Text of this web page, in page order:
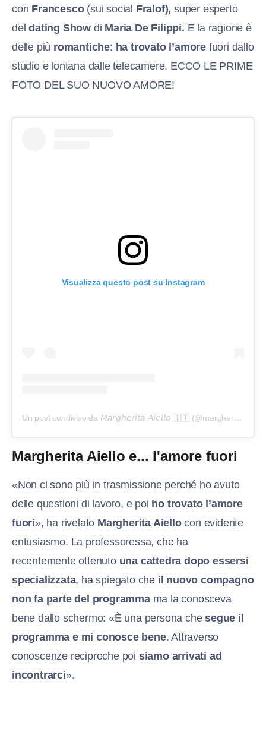
con Francesco(sui social Fralof),super esperto
deldating Show di Maria De Filippi. E la ragione è
delle più romantiche: ha trovato l’amore fuori dallo
studio e lontana dalle telecamere. ECCO LE PRIME
FOTO DEL SUO NUOVO AMORE!
Visualizza questo post su Instagram
Un post condiviso da 𝘔𝘢𝘳𝘨𝘩𝘦𝘳𝘪𝘵𝘢 𝘈𝘪𝘦𝘭𝘭𝘰 🇮🇹 (@margheryta_aiello_official)
Margherita Aiello e... l'amore fuori
«Non ci sono più in trasmissione perché ho avuto
delle questioni di lavoro, e poi ho trovato l’amore
fuori», ha rivelato Margherita Aiellocon evidente
entusiasmo. La professoressa, che ha
recentemente ottenuto una cattedra dopo essersi
specializzata, ha spiegato che il nuovo compagno
non fa parte del programmama la conosceva
bene dallo schermo: «È una persona chesegue il
programma e mi conosce bene. Attraverso
conoscenze reciproche poi siamo arrivati ad
incontrarci».